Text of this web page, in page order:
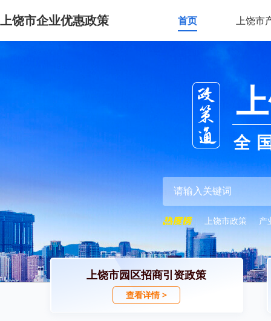
上饶市企业优惠政策 首页 上饶市
全
上饶市政策 产
上饶市园区招商引资政策
查看详情 >